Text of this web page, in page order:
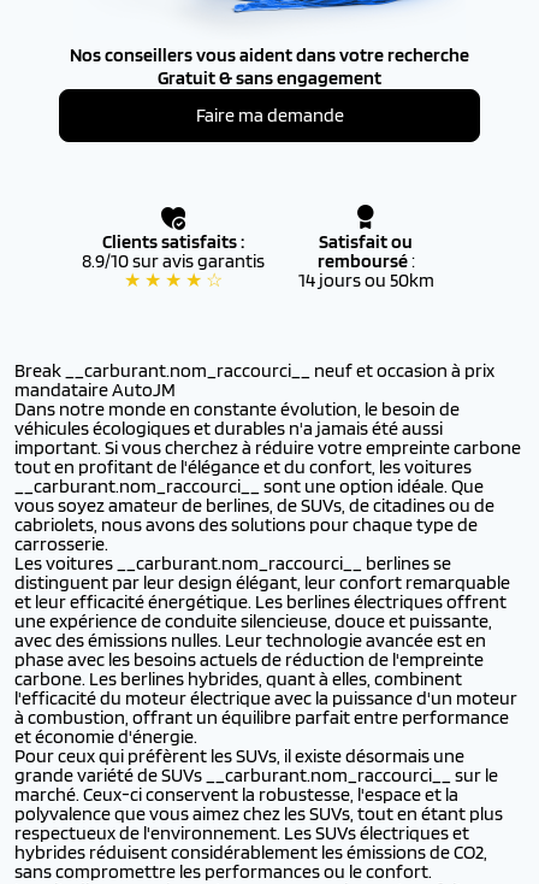
Nos conseillers vous aident dans votre recherche
Gratuit & sans engagement
Faire ma demande
Clients satisfaits :
8.9/10 sur avis garantis
★ ★ ★ ★ ☆
Satisfait ou
remboursé:
14 jours ou 50km
Break __carburant.nom_raccourci__ neuf et occasion à prix
mandataire AutoJM
Dans notre monde en constante évolution, le besoin de
véhicules écologiques et durables n'a jamais été aussi
important. Si vous cherchez à réduire votre empreinte carbone
tout en profitant de l'élégance et du confort, les voitures
__carburant.nom_raccourci__ sont une option idéale. Que
vous soyez amateur de berlines, de SUVs, de citadines ou de
cabriolets, nous avons des solutions pour chaque type de
carrosserie.
Les voitures __carburant.nom_raccourci__ berlines se
distinguent par leur design élégant, leur confort remarquable
et leur efficacité énergétique. Les berlines électriques offrent
une expérience de conduite silencieuse, douce et puissante,
avec des émissions nulles. Leur technologie avancée est en
phase avec les besoins actuels de réduction de l'empreinte
carbone. Les berlines hybrides, quant à elles, combinent
l'efficacité du moteur électrique avec la puissance d'un moteur
à combustion, offrant un équilibre parfait entre performance
et économie d'énergie.
Pour ceux qui préfèrent les SUVs, il existe désormais une
grande variété de SUVs __carburant.nom_raccourci__ sur le
marché. Ceux-ci conservent la robustesse, l'espace et la
polyvalence que vous aimez chez les SUVs, tout en étant plus
respectueux de l'environnement. Les SUVs électriques et
hybrides réduisent considérablement les émissions de CO2,
sans compromettre les performances ou le confort.